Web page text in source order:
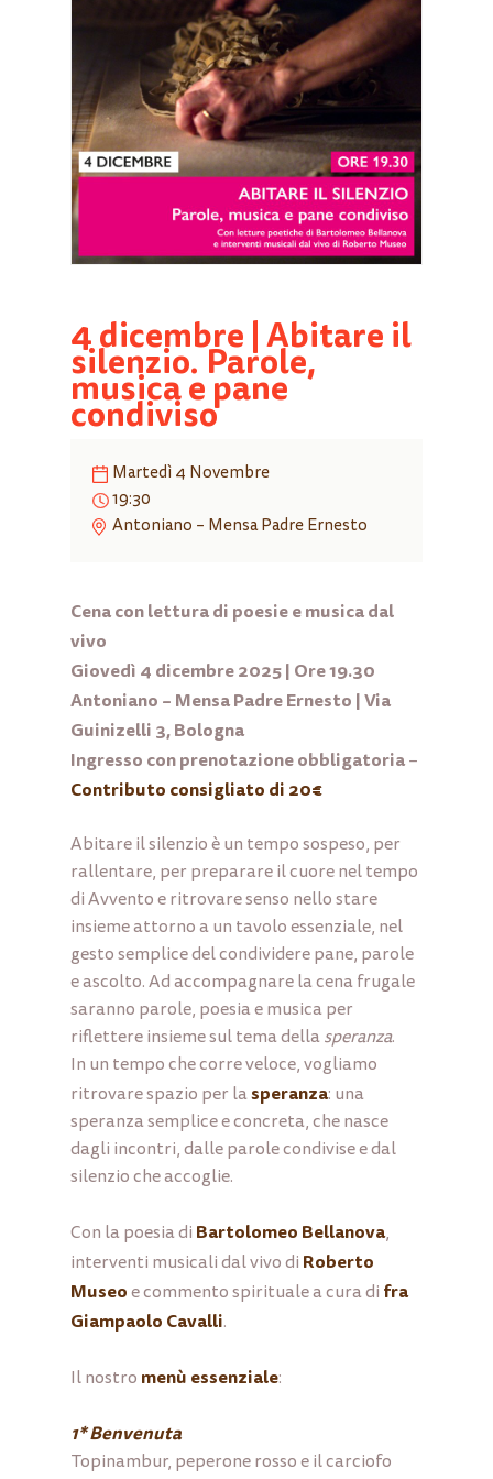
4 dicembre | Abitare il
silenzio. Parole,
musica e pane
condiviso
Martedì 4 Novembre
19:30
Antoniano – Mensa Padre Ernesto
Cena con lettura di poesie e musica dal
vivo
Giovedì 4 dicembre 2025 | Ore 19.30
Antoniano – Mensa Padre Ernesto | Via
Guinizelli 3, Bologna
Ingresso con prenotazione obbligatoria –
Contributo consigliato di 20€
Abitare il silenzio è un tempo sospeso, per
rallentare, per preparare il cuore nel tempo
di Avvento e ritrovare senso nello stare
insieme attorno a un tavolo essenziale, nel
gesto semplice del condividere pane, parole
e ascolto. Ad accompagnare la cena frugale
saranno parole, poesia e musica per
riflettere insieme sul tema della speranza.
In un tempo che corre veloce, vogliamo
ritrovare spazio per lasperanza: una
speranza semplice e concreta, che nasce
dagli incontri, dalle parole condivise e dal
silenzio che accoglie.
Con la poesia di Bartolomeo Bellanova,
interventi musicali dal vivo di Roberto
Museo e commento spirituale a cura di fra
Giampaolo Cavalli.
Il nostro menù essenziale:
1* Benvenuta
Topinambur, peperone rosso e il carciofo